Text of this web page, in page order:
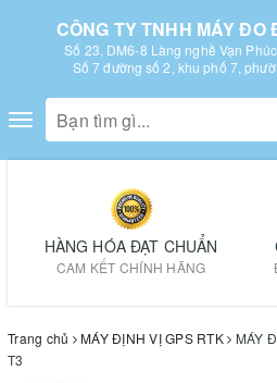
CÔNG TY TNHH MÁY ĐO
Số 23, DM6-8 Làng nghề Vạn
Số 7 đường số 2, khu phố 7,
Toggle
navigation
HÀNG HÓA ĐẠT CHUẨN
CAM KẾT CHÍNH HÃNG
Trang chủ MÁY ĐỊNH VỊ GPS RTK
MÁY
T3